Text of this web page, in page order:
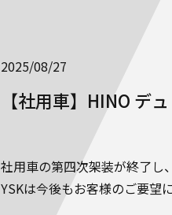
2025/08/27
【社用車】HINO デ
社用車の第四次架装が終了し
YSKは今後もお客様のご要望